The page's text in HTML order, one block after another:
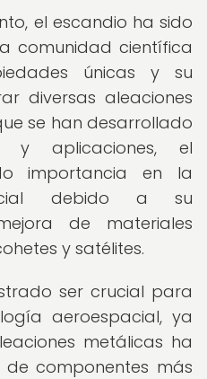
el escandio ha sido
comunidad científica
únicas y su
diversas aleaciones
se han desarrollado
y aplicaciones, el
importancia en la
debido a su
de materiales
y satélites.
ser crucial para
aeroespacial, ya
metálicas ha
componentes más